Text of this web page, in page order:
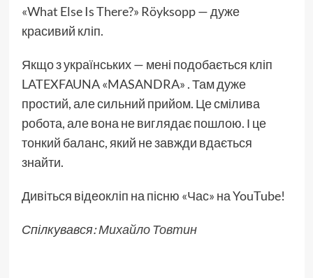
«What Else Is There?» Röyksopp — дуже
красивий кліп.
Якщо з українських — мені подобається кліп
LATEXFAUNA «MASANDRA» . Там дуже
простий, але сильний прийом. Це смілива
робота, але вона не виглядає пошлою. І це
тонкий баланс, який не завжди вдається
знайти.
Дивіться відеокліп на пісню «Час» на YouTube!
Спілкувався:Михайло Товтин